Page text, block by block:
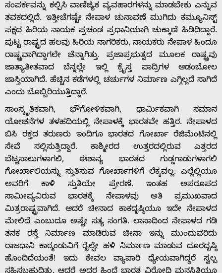
Home
About
Us
Advertise
With
s
Contact
Us
ಸಂಪರ್ಕವನ್ನು ಕಲ್ಪಿಸಿ ವಾಣಿಜ್ಯಿಕ ವ್ಯವಹಾರಗಳನ್ನು ಮಾಡಬೇಕು ಎನ್ನುವ
ತವಕದಲ್ಲಿದೆ. ಇತ್ತೀಚೆಗಷ್ಟೇ ನೇಪಾಳ ಚುನಾವಣೆ ಮುಗಿದು ಕಮ್ಯೂನಿಸ್ಟ್
ಪಕ್ಷದ ಹಿರಿಯ ನಾಯಕ ಪ್ರಚಂಡ ಪ್ರಧಾನಿಯಾಗಿ ಚುಕ್ಕಾಣಿ ಹಿಡಿದಿದ್ದಾರೆ.
ಪುಟ್ಟ ರಾಷ್ಟ್ರದ ಹಲವು ಹಿರಿಯ ನಾಗರಿಕರು, ನಾಯಕರು ನೇಪಾಳ ಹಿಂದೂ
ರಾಷ್ಟ್ರವಾಗಿದ್ದಾಗಲೇ ಚೆನ್ನಾಗಿತ್ತು. ಪ್ರಜಾಪ್ರಭುತ್ವದ ಮೂಲಕ ರಾಷ್ಟ್ರವು
ಜಾತ್ಯಾತೀತವಾದ ಬೆನ್ನಲ್ಲೇ ಇಲ್ಲಿ ಕ್ರೈಸ್ತ ಪಾದ್ರಿಗಳ ಆಡಂಬೋಲ
ಜಾಸ್ತಿಯಾಗಿದೆ. ಹೆಚ್ಚಿನ ಕಡೆಗಳಲ್ಲಿ ಚರ್ಚುಗಳ ನಿರ್ಮಾಣ ಎಗ್ಗಿಲ್ಲದೆ ಸಾಗಿದೆ
ಎಂದು ಬೊಬ್ಬಿರಿಯುತ್ತಿದ್ದಾರೆ.
ಸಾಂಸ್ಕೃತಿಕವಾಗಿ, ಭೌಗೋಳಿಕವಾಗಿ, ಧಾರ್ಮಿಕವಾಗಿ ಸಮಾನ
ಯೋಚನೆಗಳ ತಳಹದಿಯಲ್ಲಿ ನೇಪಾಳಕ್ಕೆ ಭಾರತವೇ ಹತ್ತಿರ. ನೇಪಾಳದ
ಬಿಸಿ ರಕ್ತದ ತರುಣರು ಇಂದಿಗೂ ಭಾರತದ ಗೋರ್ಖಾ ರೆಜಿಮೆಂಟಿನಲ್ಲಿ
ಸೇವೆ ಸಲ್ಲಿಸುತ್ತಿದ್ದಾರೆ. ಕಾಶ್ಮೀರದ ಉತ್ತರದಲ್ಲಿರುವ ಎತ್ತರದ
ಬೆಟ್ಟಸಾಲುಗಳಾಗಲಿ, ಈಶಾನ್ಯ ಭಾರತದ ಗುಡ್ಡಗಾಡುಗಳಾಗಲಿ
ಗೋರ್ಖಾಲಿಯನ್ನು ಸ್ತುತಿಸುವ ಗೋರ್ಖಾಗಳಿಗೆ ಲೆಕ್ಕವಲ್ಲ. ಎಲ್ಲೆಲ್ಲಿಯೂ
ಅವರಿಗೆ ಕಾಳಿ ಸ್ತುತಿಯೇ ಪ್ರೇರಣೆ. ಇಂತಹ ಅಪರೂಪದ
ಸಾಮೀಪ್ಯವಿರುವ ಭಾರತಕ್ಕೆ ನೇಪಾಳವು ಅತಿ ಪ್ರಮುಖವಾದ
ಮಿತ್ರರಾಷ್ಟ್ರವಾಗಿದೆ. ಆದರೆ ಚೀನಾದ ಕಾಕದೃಷ್ಠಿಯೂ ಇದೇ ನೇಪಾಳದ
ಮೇಲಿದೆ ಎಂಬುದೂ ಅಷ್ಟೇ ಸತ್ಯ ಸಂಗತಿ. ಲಾಸಾದಿಂದ ನೇಪಾಳದ ಗಡಿ
ತನಕ ರಸ್ತೆ ನಿರ್ಮಾಣ ಮಾಡಿರುವ ಚೀನಾ ಇನ್ನು ಮುಂದುವರಿದು
ರಾಜಧಾನಿ ಕಾಠ್ಮಂಡುವಿಗೆ ರೈಲ್ವೇ ಹಳಿ ನಿರ್ಮಾಣ ಮಾಡುವ ದೂರದೃಷ್ಠಿ
ಹೊಂದಿದೆಯಂತೆ! ಇದು ಕೇವಲ ವ್ಯಾಪಾರಿ ಧ್ಯೇಯವಾಗಿದ್ದರೆ ಸ್ವಲ್ಪ